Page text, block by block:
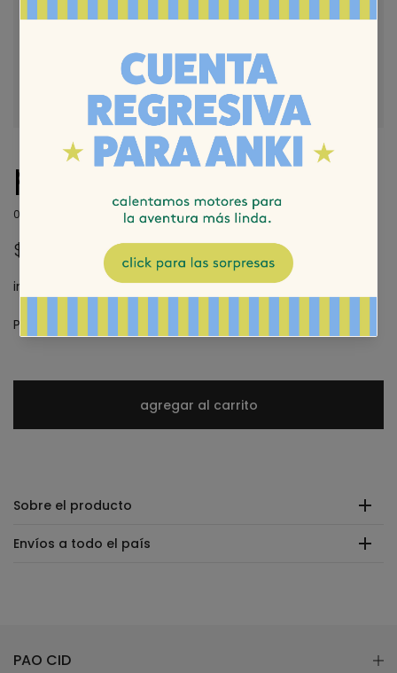
pincel chatito
0 reseñas
$390
incl. impuestos
Precisión y suavidad en un solo trazo.
agregar al carrito
Sobre el producto
Envíos a todo el país
PAO CID